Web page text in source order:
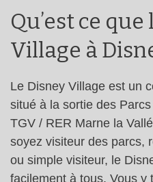
Qu’est ce
Village à
Le Disney Village est un
situé à la sortie des
TGV / RER Marne la
soyez visiteur des parcs,
ou simple visiteur, le
facilement à tous. Vous y